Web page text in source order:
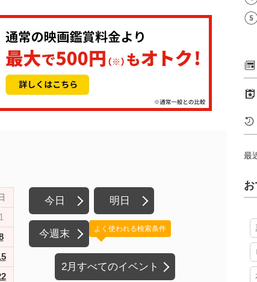
今日 明日
今週末
2月すべてのイベント
よく使われる検索条件
最